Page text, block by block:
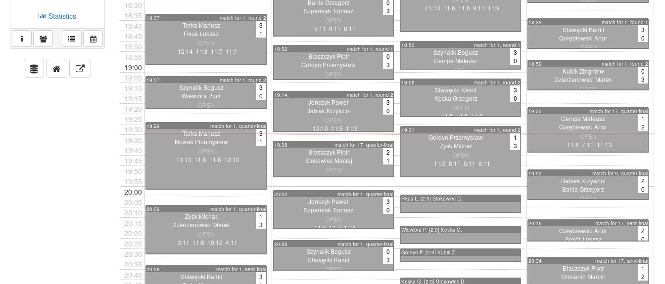
Statistics
19:29 match for 1, quarter-final
Terka Mariusz
3
Nowak Przemysław
1
OPEN
11:13 11:8 11:8 12:10
20:38 match for 1, semi-final
Sławęcki Kamil
3
18:37 match for 1, round 2
Terka Mariusz
3
Fikus Łukasz
1
OPEN
12:14 11:8 11:7 11:1
20:09 match for 1, quarter-final
Zyśk Michał
1
Dzierżanowski Marek
3
OPEN
3:11 11:8 10:12 4:11
19:07 match for 1, round 2
Szynalik Bogusz
3
Wiewióra Piotr
0
OPEN
11:8 11:5 11:8
Bania Grzegorz
0
Szparniak Tomasz
3
OPEN
5:11 8:11 8:11
19:14 match for 1, round 2
Jończyk Paweł
3
Babiak Krzysztof
0
OPEN
12:10 11:5 11:9
20:02 match for 1, quarter-final
Jończyk Paweł
3
Szparniak Tomasz
0
OPEN
11:9 11:7 11:8
19:38 match for 17, quarter-final
Błaszczyk Piotr
2
Stokowiec Maciej
1
OPEN
7:11 11:3 11:9
18:52 match for 1, round 1
Błaszczyk Piotr
0
Gołdyn Przemysław
3
OPEN
6:11 5:11 11:13
20:26 match for 1, quarter-final
Szynalik Bogusz
0
Sławęcki Kamil
3
OPEN
11:13 11:6 11:6 9:11 11:9
19:31 match for 1, round 2
Gołdyn Przemysław
1
Zyśk Michał
3
OPEN
11:9 8:11 5:11 8:11
19:08 match for 1, round 2
Sławęcki Kamil
3
Kęska Grzegorz
0
OPEN
11:5 11:5 11:9
18:50 match for 1, round 1
Szynalik Bogusz
3
Cempa Mateusz
0
OPEN
11:6 11:3 11:5
Fikus Ł. [2:0] Stokowiec D.
Wiewióra P. [2:0] Kęska G.
Kęska G. [2:0] Stokowiec D.
Gołdyn P. [2:0] Kubik Z.
19:22 match for 17, quarter-final
Cempa Mateusz
1
Gołębiewski Artur
2
OPEN
11:8 7:11 11:13
20:34 match for 17, semi-final
Błaszczyk Piotr
1
Ormianin Marcin
2
18:39 match for 1, round 1
Sławęcki Kamil
3
Gołębiewski Artur
0
OPEN
6:11 6:11 4:11
18:59 match for 1, round 2
Kubik Zbigniew
0
Dzierżanowski Marek
3
OPEN
19:52 match for 9, quarter-final
Babiak Krzysztof
2
Bania Grzegorz
0
OPEN
12:10 11:9
20:16 match for 17, semi-final
Gołębiewski Artur
2
Sokół Łukasz
0
OPEN
11:5 11:9
18:30
18:35
18:40
18:45
18:50
18:55
19:00
19:05
19:10
19:15
19:20
19:25
19:30
19:35
19:40
19:45
19:50
19:55
20:00
20:05
20:10
20:15
20:20
20:25
20:30
20:35
20:40